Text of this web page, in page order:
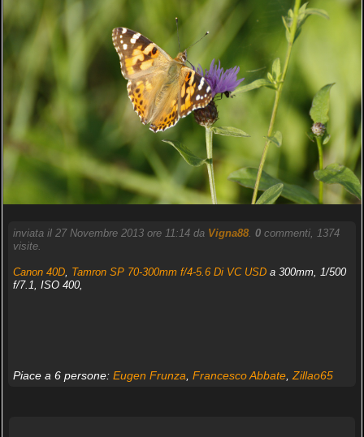
inviata il 27 Novembre 2013 ore 11:14 da Vigna88. 0commenti, 1374
visite.
Canon 40D, Tamron SP 70-300mm f/4-5.6 Di VC USDa 300mm, 1/500
f/7.1, ISO 400,
Piace a 6 persone: Eugen Frunza Francesco Abbate, Zillao65